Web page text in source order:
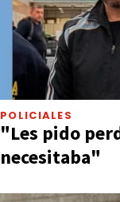
POLICIALES
"Les pido
necesitaba"